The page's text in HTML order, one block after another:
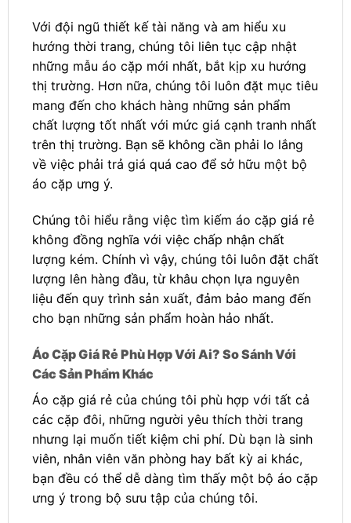
Với đội ngũ thiết kế tài năng và am hiểu xu
hướng thời trang, chúng tôi liên tục cập nhật
những mẫu áo cặp mới nhất, bắt kịp xu hướng
thị trường. Hơn nữa, chúng tôi luôn đặt mục tiêu
mang đến cho khách hàng những sản phẩm
chất lượng tốt nhất với mức giá cạnh tranh nhất
trên thị trường. Bạn sẽ không cần phải lo lắng
về việc phải trả giá quá cao để sở hữu một bộ
áo cặp ưng ý.
Chúng tôi hiểu rằng việc tìm kiếm áo cặp giá rẻ
không đồng nghĩa với việc chấp nhận chất
lượng kém. Chính vì vậy, chúng tôi luôn đặt chất
lượng lên hàng đầu, từ khâu chọn lựa nguyên
liệu đến quy trình sản xuất, đảm bảo mang đến
cho bạn những sản phẩm hoàn hảo nhất.
Áo Cặp Giá Rẻ Phù Hợp Với Ai? So Sánh Với
Các Sản Phẩm Khác
Áo cặp giá rẻ của chúng tôi phù hợp với tất cả
các cặp đôi, những người yêu thích thời trang
nhưng lại muốn tiết kiệm chi phí. Dù bạn là sinh
viên, nhân viên văn phòng hay bất kỳ ai khác,
bạn đều có thể dễ dàng tìm thấy một bộ áo cặp
ưng ý trong bộ sưu tập của chúng tôi.